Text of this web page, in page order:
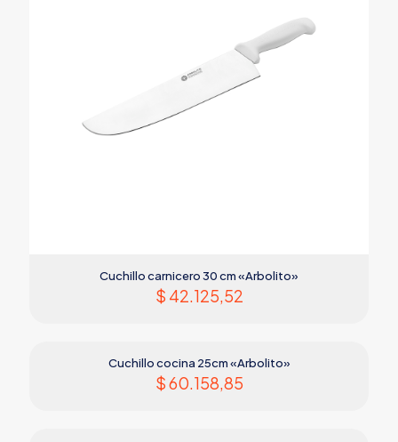
Cuchillo carnicero 30 cm «Arbolito»
$ 42.125,52
Cuchillo cocina 25cm «Arbolito»
$60.158,85